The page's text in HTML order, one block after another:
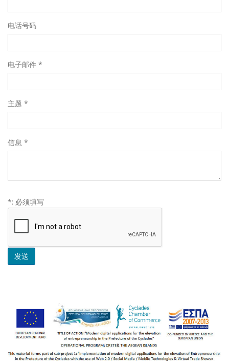
电话号码
电子邮件 *
主题 *
信息 *
*: 必须填写